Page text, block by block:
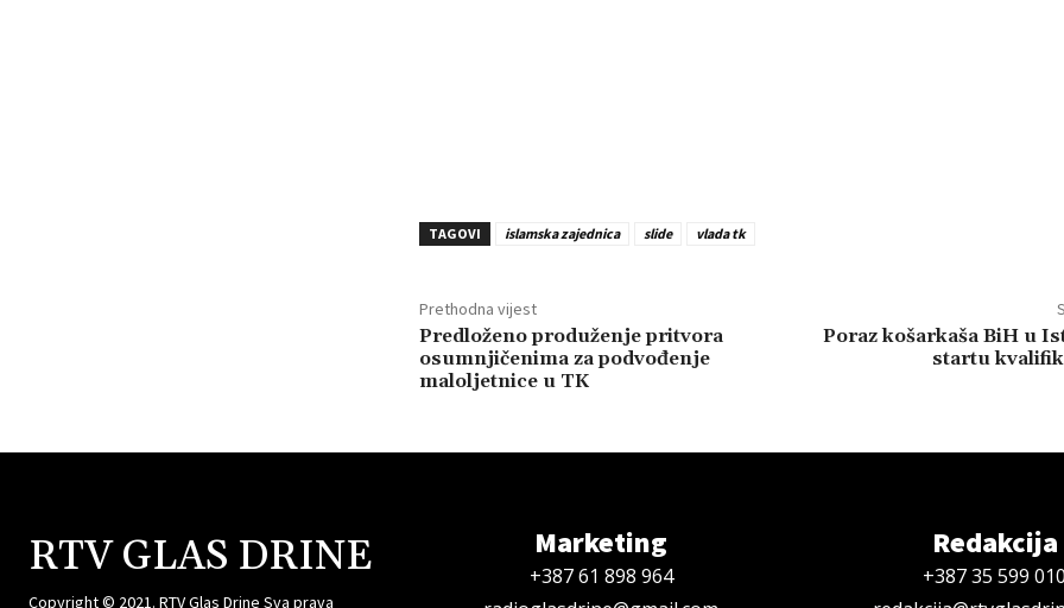
TAGOVI islamska zajednica slide vlada tk
Prethodna vijest
Predloženo produženje pritvora
osumnjičenima za podvođenje
maloljetnice u TK
Poraz košarkaša BiH u
startu
RTV GLAS DRINE
Copyright © 2021. RTV Glas Drine Sva prava
Marketing
+387 61 898 964
Redakcija
+387 35 599 010